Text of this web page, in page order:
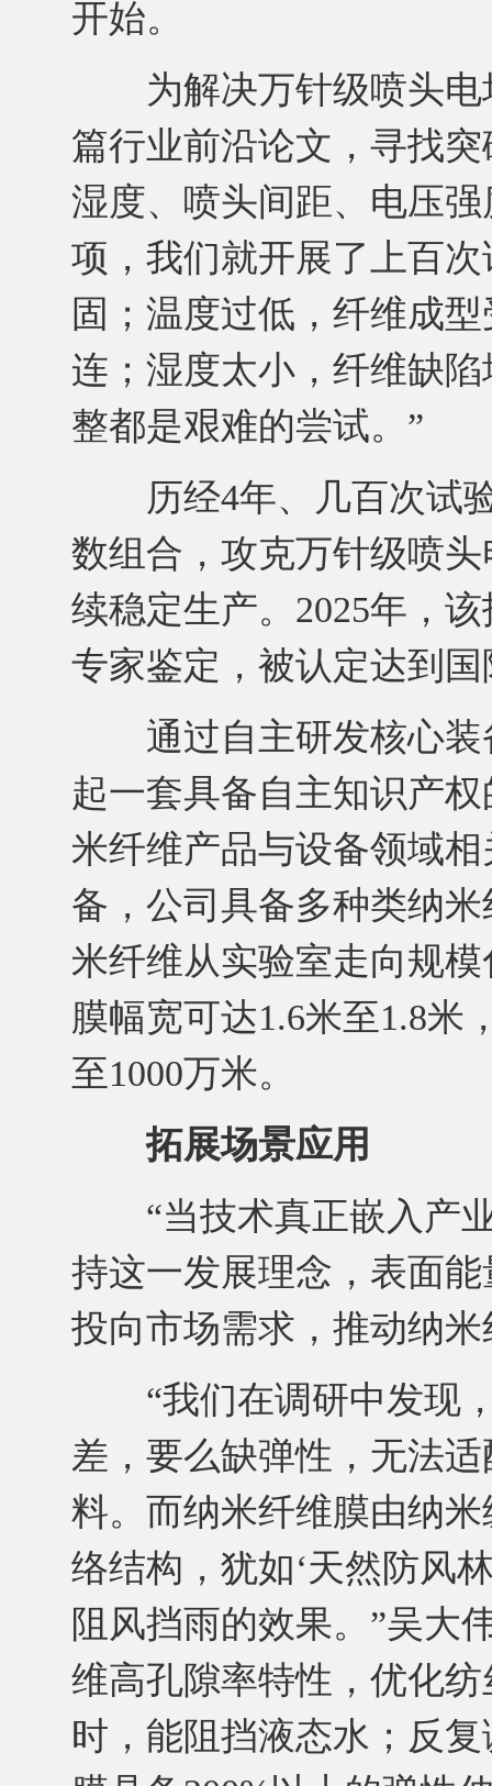
开始。
为解决万针级喷头电
篇行业前沿论文，寻找
湿度、喷头间距、电压
项，我们就开展了上百
固；温度过低，纤维成
连；湿度太小，纤维缺
整都是艰难的尝试。”
历经4年、几百次试验
数组合，攻克万针级喷
续稳定生产。2025年，
专家鉴定，被认定达到
通过自主研发核心装
起一套具备自主知识产
米纤维产品与设备领域
备，公司具备多种类纳
米纤维从实验室走向规
膜幅宽可达1.6米至1.8米
至1000万米。
拓展场景应用
“当技术真正嵌入产业
持这一发展理念，表面
投向市场需求，推动纳
“我们在调研中发现，
差，要么缺弹性，无法
料。而纳米纤维膜由纳
络结构，犹如‘天然防风
阻风挡雨的效果。”吴大
维高孔隙率特性，优化
时，能阻挡液态水；反